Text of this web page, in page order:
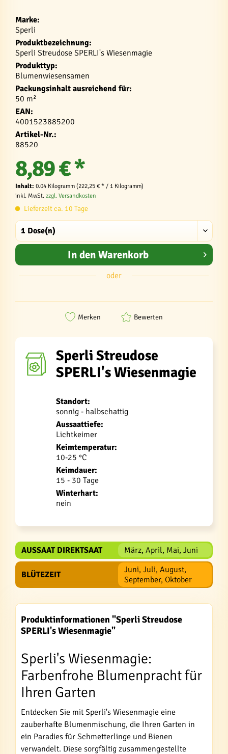
Marke:
Sperli
Produktbezeichnung:
Sperli Streudose SPERLI's Wiesenmagie
Produkttyp:
Blumenwiesensamen
Packungsinhalt ausreichend für:
50 m²
EAN:
4001523885200
Artikel-Nr.:
88520
8,89 € *
Inhalt: 0.04 Kilogramm (222,25 € * / 1 Kilogramm)
inkl. MwSt. zzgl. Versandkosten
Lieferzeit ca. 10 Tage
In den Warenkorb
oder
Merken Bewerten
Sperli Streudose
SPERLI's Wiesenmagie
Standort:
sonnig - halbschattig
Aussaattiefe:
Lichtkeimer
Keimtemperatur:
10-25 °C
Keimdauer:
15 - 30 Tage
Winterhart:
nein
AUSSAAT DIREKTSAAT März, April, Mai, Juni
BLÜTEZEIT
Juni, Juli, August,
September, Oktober
Produktinformationen "Sperli Streudose
SPERLI's Wiesenmagie"
Sperli's Wiesenmagie:
Farbenfrohe Blumenpracht für
Ihren Garten
Entdecken Sie mit Sperli's Wiesenmagie eine
zauberhafte Blumenmischung, die Ihren Garten in
ein Paradies für Schmetterlinge und Bienen
verwandelt. Diese sorgfältig zusammengestellte